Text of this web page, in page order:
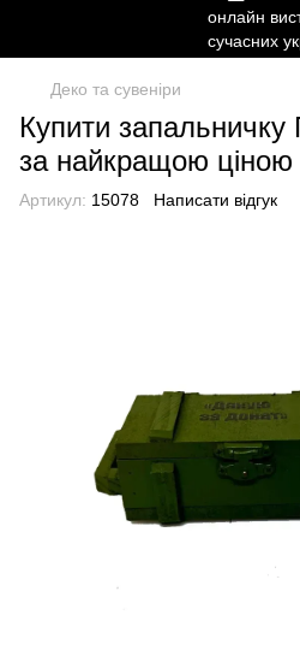
Деко та сувеніри
Купити запальничку
за найкращою ціною
Артикул: 15078 Написати відгук